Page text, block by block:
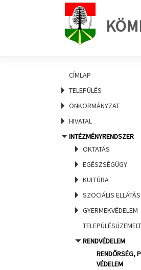
CÍMLAP
TELEPÜLÉS
ÖNKORMÁNYZAT
HIVATAL
INTÉZMÉNYRENDSZER
OKTATÁS
EGÉSZSÉGÜGY
KULTÚRA
SZOCIÁLIS ELLÁTÁS
GYERMEKVÉDELEM
RENDVÉDELEM
RENDŐRSÉG,
VÉDELEM